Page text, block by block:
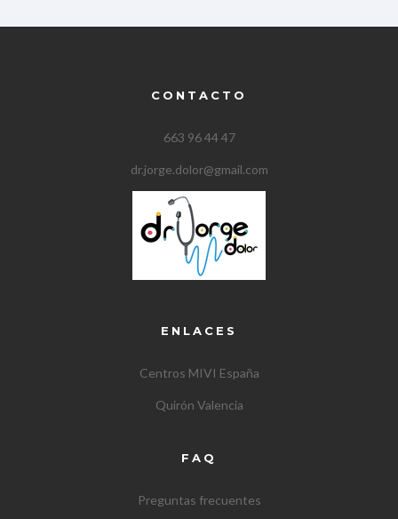
CONTACTO
663 96 44 47
dr.jorge.dolor@gmail.com
ENLACES
Centros MIVI España
Quirón Valencia
FAQ
Preguntas frecuentes